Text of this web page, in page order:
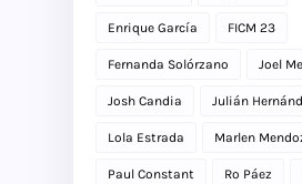
Enrique García FICM 23
Fernanda Solórzano Joel
Josh Candia Julián
Lola Estrada Marlen
Paul Constant Ro Páez